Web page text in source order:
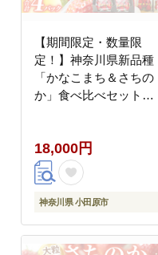
【期間限定・数量限
定！】神奈川県新品種
「かなこまち＆さちの
か」食べ比べセット
18,000円
神奈川県 小田原市